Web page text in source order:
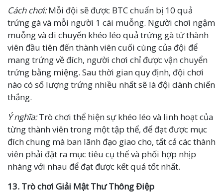
Cách chơi:Mỗi đội sẽ được BTC chuẩn bị 10 quả
trứng gà và mỗi người 1 cái muỗng. Người chơi ngậm
muỗng và di chuyển khéo léo quả trứng gà từ thành
viên đầu tiên đến thành viên cuối cùng của đội để
mang trứng về đích, người chơi chỉ được vận chuyển
trứng bằng miệng. Sau thời gian quy định, đội chơi
nào có số lượng trứng nhiều nhất sẽ là đội dành chiến
thắng.
Ý nghĩa:Trò chơi thể hiện sự khéo léo và linh hoạt của
từng thành viên trong một tập thể, để đạt được mục
đích chung mà ban lãnh đạo giao cho, tất cả các thành
viên phải đặt ra mục tiêu cụ thể và phối hợp nhịp
nhàng với nhau để đạt được kết quả tốt nhất.
13. Trò chơi Giải Mật Thư Thông Điệp